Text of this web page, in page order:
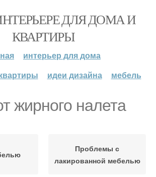
ДЛЯ ДОМА И
КВАРТИРЫ
интерьер для дома
идеи дизайна мебель
жирного налета
Проблемы с
лакированной мебелью